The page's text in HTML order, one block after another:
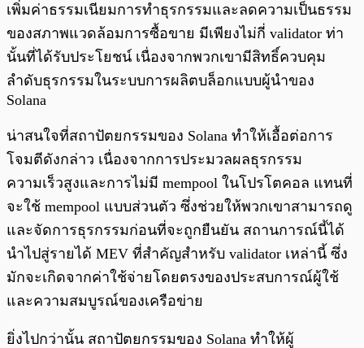
เพิ่มค่าธรรมเนียมการทำธุรกรรมและลดความเป็นธรรม
ของสภาพแวดล้อมการซื้อขาย มีเพียงไม่กี่ validator ท่า
นั้นที่ได้รับประโยชน์ เนื่องจากพวกเขามีสิทธิ์ควบคุม
ลำดับธุรกรรมในระบบการผลิตบล็อกแบบผู้นำของ
Solana
น่าสนใจที่สถาปัตยกรรมของ Solana ทำให้เอื้อต่อการ
โจมตีดังกล่าว เนื่องจากการประมวลผลธุรกรรม
ความเร็วสูงและการไม่มี mempool ในโปรโตคอล แทนที่
จะใช้ mempool แบบส่วนตัว ซึ่งช่วยให้พวกเขาสามารถดู
และจัดการธุรกรรมก่อนที่จะถูกยืนยัน สถานการณ์นี้ได้
นำไปสู่รายได้ MEV ที่สำคัญสำหรับ validator เหล่านี้ ซึ่ง
มักจะเกิดจากค่าใช้จ่ายโดยตรงของประสบการณ์ผู้ใช้
และความสมบูรณ์ของเครือข่าย
ยิ่งไปกว่านั้น สถาปัตยกรรมของ Solana ทำให้ผู้